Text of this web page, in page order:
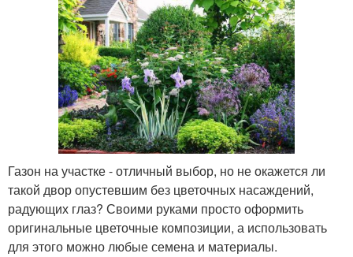
Газон на участке - отличный выбор, но не окажется ли
такой двор опустевшим без цветочных насаждений,
радующих глаз? Своими руками просто оформить
оригинальные цветочные композиции, а использовать
для этого можно любые семена и материалы.